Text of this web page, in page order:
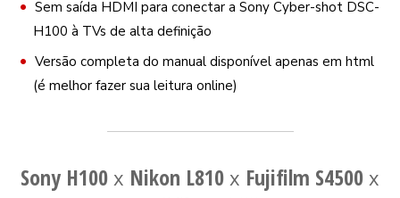
Sem saída HDMI para conectar a Sony Cyber-shot DSC-
H100 à TVs de alta definição
Versão completa do manual disponível apenas em html
(é melhor fazer sua leitura online)
Sony H100 x Nikon L810 x Fujifilm S4500 x